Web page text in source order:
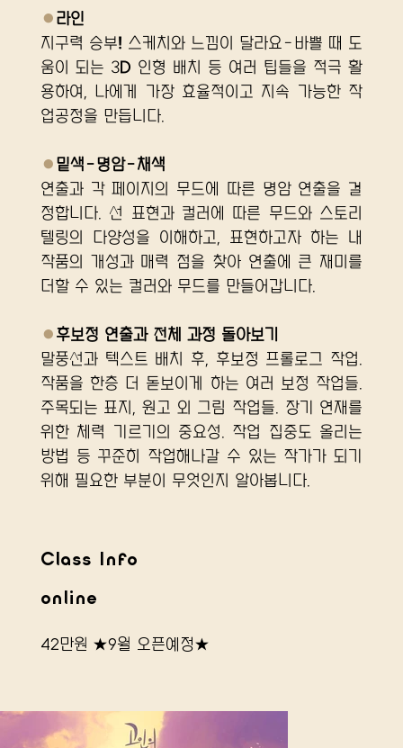
● 라인
지구력 승부! 스케치와 느낌이 달라요-바쁠 때 도
움이 되는 3D 인형 배치 등 여러 팁들을 적극 활
용하여, 나에게 가장 효율적이고 지속 가능한 작
업공정을 만듭니다.
● 밑색-명암-채색
연출과 각 페이지의 무드에 따른 명암 연출을 결
정합니다. 선 표현과 컬러에 따른 무드와 스토리
텔링의 다양성을 이해하고, 표현하고자 하는 내
작품의 개성과 매력 점을 찾아 연출에 큰 재미를
더할 수 있는 컬러와 무드를 만들어갑니다.
● 후보정 연출과 전체 과정 돌아보기
말풍선과 텍스트 배치 후, 후보정 프롤로그 작업.
작품을 한층 더 돋보이게 하는 여러 보정 작업들.
주목되는 표지, 원고 외 그림 작업들. 장기 연재를
위한 체력 기르기의 중요성. 작업 집중도 올리는
방법 등 꾸준히 작업해나갈 수 있는 작가가 되기
위해 필요한 부분이 무엇인지 알아봅니다.
Class Info
42만원 ★9월 오픈예정★
online